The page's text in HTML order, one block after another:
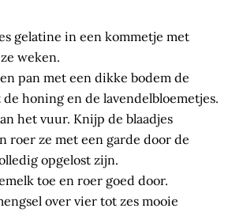
gelatine in een kommetje met
weken.
pan met een dikke bodem de
de honing en de lavendelbloemetjes.
het vuur. Knijp de blaadjes
roer ze met een garde door de
opgelost zijn.
toe en roer goed door.
over vier tot zes mooie